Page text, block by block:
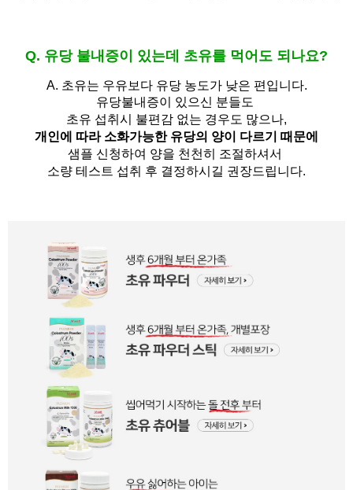
Q. 유당 불내증이 있는데 초유를 먹어도 되나요?
A. 초유는 우유보다 유당 농도가 낮은 편입니다.
유당불내증이 있으신 분들도
초유 섭취시 불편감 없는 경우도 많으나,
개인에 따라 소화가능한 유당의 양이 다르기 때문에
샘플 신청하여 양을 천천히 조절하셔서
소량 테스트 섭취 후 결정하시길 권장드립니다.